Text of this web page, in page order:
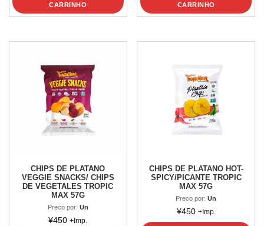
CARRINHO
CARRINHO
CHIPS DE PLATANO
VEGGIE SNACKS/ CHIPS
DE VEGETALES TROPIC
MAX 57G
Preco por: Un
¥450 +Imp.
CHIPS DE PLATANO HOT-
SPICY/PICANTE TROPIC
MAX 57G
Preco por:Un
¥450 +Imp.